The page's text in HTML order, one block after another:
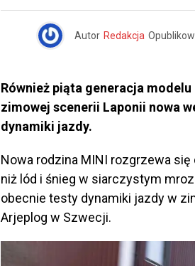
Autor Redakcja
Również piąta generacja
zimowej scenerii Laponii nowa
dynamiki jazdy.
Nowa rodzina MINI rozgrzewa
niż lód i śnieg w siarczystym
obecnie testy dynamiki jazdy w
Arjeplog w Szwecji.